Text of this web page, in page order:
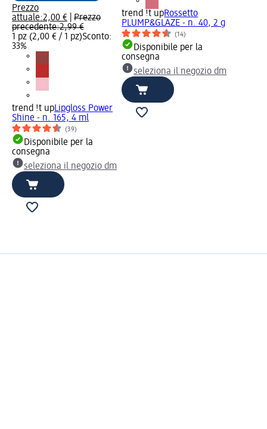
Prezzo
attuale:2,00 €
Prezzo
precedente:2,99 €
1 pz (2,00 € / 1 pz)Sconto:
33%
trend !t upLipgloss Power
Shine - n. 165, 4 ml
(39)
Disponibile per la
consegna
seleziona il negozio dm
trend !t upRossetto
PLUMP&GLAZE - n. 40, 2 g
(14)
Disponibile per la
consegna
seleziona il negozio dm